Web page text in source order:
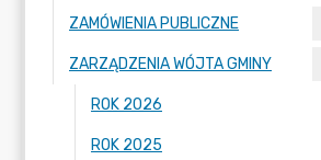
ZAMÓWIENIA PUBLICZNE
ZARZĄDZENIA WÓJTA GMINY
ROK 2026
ROK 2025